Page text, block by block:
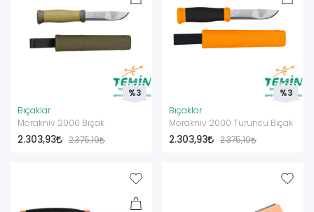
Bıçaklar
Morakniv 2000 Bıçak
2.303,93 2.375,19
%3
Bıçaklar
Morakniv 2000 Turuncu Bıçak
2.303,93 2.375,19
%3